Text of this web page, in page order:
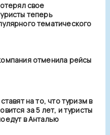
свое
теперь
тематического
отменила рейсы
на то, что туризм в
за 5 лет, и туристы
в Анталью